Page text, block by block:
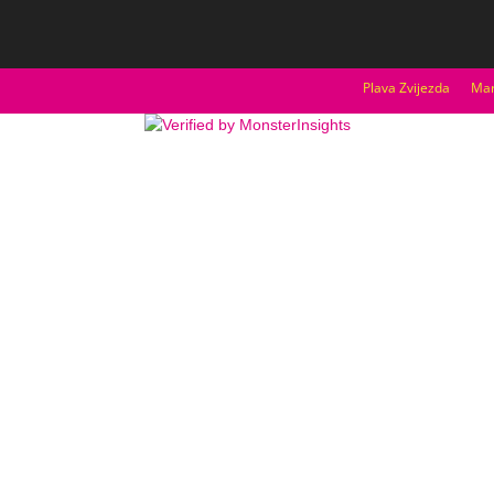
Plava Zvijezda